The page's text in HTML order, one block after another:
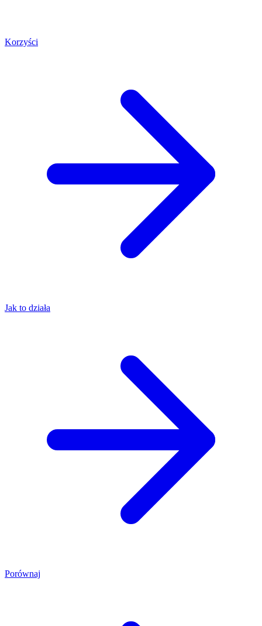
Korzyści
Jak to działa
Porównaj